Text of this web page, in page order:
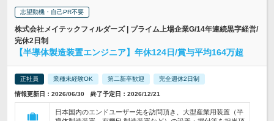
志望動機・自己PR不要
株式会社メイテックフィルダーズ | プライム上場企業G/14年連続黒字経営/
完休2日制
【半導体製造装置エンジニア】年休124日/賞与平均164万超
正社員 業種未経験OK 第二新卒歓迎 完全週休2日制
情報更新日：2026/06/30 終了予定日：2026/12/21
日本国内のエンドユーザー先を訪問頂き、大型産業用装置（半